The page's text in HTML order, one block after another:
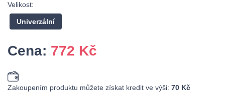
Velikost:
Univerzální
Cena: 772 Kč
Zakoupením produktu můžete získat kredit ve výši: 70 Kč